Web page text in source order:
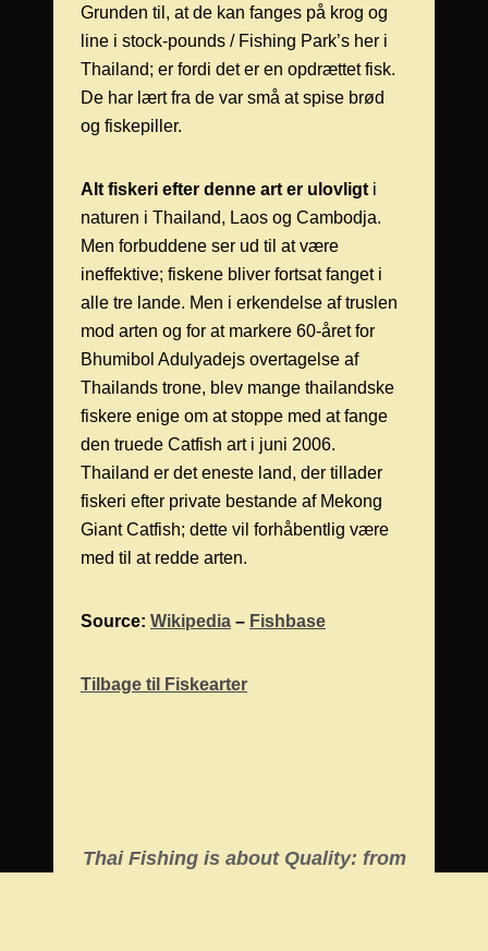
Grunden til, at de kan fanges på krog og
line i stock-pounds / Fishing Park’s her i
Thailand; er fordi det er en opdrættet fisk.
De har lært fra de var små at spise brød
og fiskepiller.
Alt fiskeri efter denne art er ulovligt i
naturen i Thailand, Laos og Cambodja.
Men forbuddene ser ud til at være
ineffektive; fiskene bliver fortsat fanget i
alle tre lande. Men i erkendelse af truslen
mod arten og for at markere 60-året for
Bhumibol Adulyadejs overtagelse af
Thailands trone, blev mange thailandske
fiskere enige om at stoppe med at fange
den truede Catfish art i juni 2006.
Thailand er det eneste land, der tillader
fiskeri efter private bestande af Mekong
Giant Catfish; dette vil forhåbentlig være
med til at redde arten.
Source: Wikipedia – Fishbase
Tilbage til Fiskearter
Thai Fishing is about Quality: from